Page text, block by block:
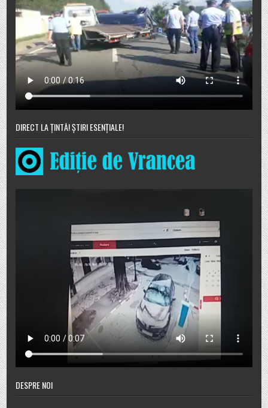
DIRECT LA ȚINTĂ! ȘTIRI ESENȚIALE!
DESPRE NOI